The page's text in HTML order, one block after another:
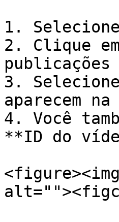
1.
2. Clique
publicações
3.
aparecem
4. Você
**ID do